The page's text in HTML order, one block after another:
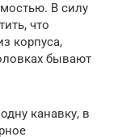
В силу
что
корпуса,
бывают
канавку, в